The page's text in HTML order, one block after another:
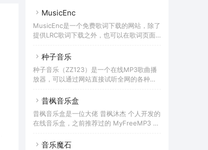
MusicEnc
MusicEnc是一个免费歌词下载的网站，除了
提供LRC歌词下载之外，也可以在歌词页面
以下载，只不过有一些是完整歌曲，有一部
版权问题，所以这里的歌词可选结果相对会
更全面。虽然MusicEnc的界面是英文，但是
和最新搜索展示，大部分都是国人在使用。
种子音乐
种子音乐（ZZ123）是一个在线MP3歌曲播
放器，可以通过网站直接试听全网的各种歌
乐盒 等网站类似，无需下载APP软件即可实
现在PC网站、手机浏览器播放歌曲，比较方
便。不过作为网页播放器，功能会比软件要
少一些，主打的还是便捷。种子音乐支持歌
能，但不支持歌单导入、歌单推荐，这样无
昔枫音乐盒
昔枫音乐盒是一位大佬 昔枫沐杰 个人开发的
在线音乐盒，之前推荐过的 MyFreeMP3 同
器，并且这两者的相似度非常高，都支持歌
音乐魔石